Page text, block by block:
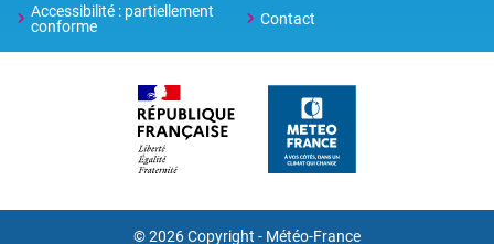
Accessibilité : partiellement
conforme
Contact
© 2026 Copyright - Météo-France